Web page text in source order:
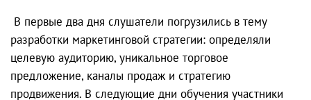
В первые два дня слушатели погрузились в тему
разработки маркетинговой стратегии: определяли
целевую аудиторию, уникальное торговое
предложение, каналы продаж и стратегию
продвижения. В следующие дни обучения участники